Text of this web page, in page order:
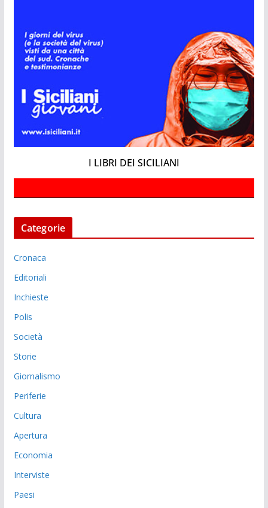
I LIBRI DEI SICILIANI
Categorie
Cronaca
Editoriali
Inchieste
Polis
Società
Storie
Giornalismo
Periferie
Cultura
Apertura
Economia
Interviste
Paesi